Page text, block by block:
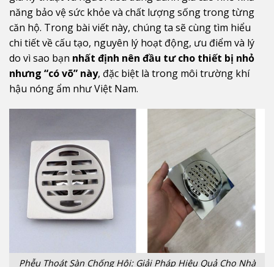
năng bảo vệ sức khỏe và chất lượng sống trong từng
căn hộ. Trong bài viết này, chúng ta sẽ cùng tìm hiểu
chi tiết về cấu tạo, nguyên lý hoạt động, ưu điểm và lý
do vì sao bạn nhất định nên đầu tư cho thiết bị nhỏ
nhưng “có võ” này, đặc biệt là trong môi trường khí
hậu nóng ẩm như Việt Nam.
Phễu Thoát Sàn Chống Hôi: Giải Pháp Hiệu Quả Cho Nhà